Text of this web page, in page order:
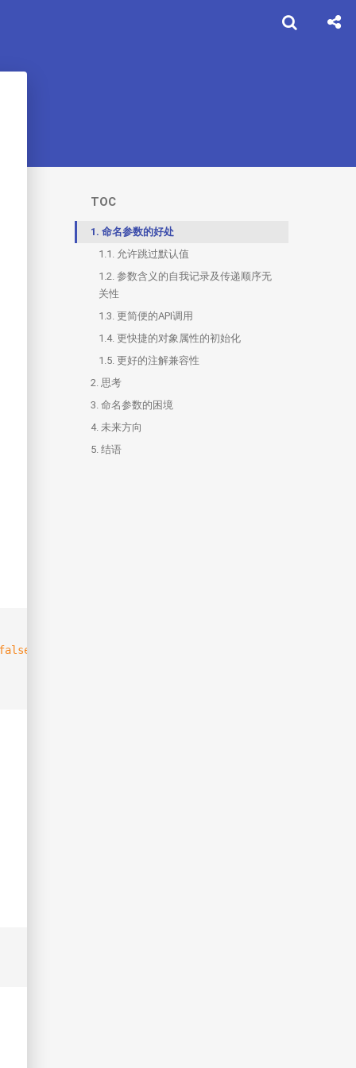
TOC
1. 命名参数的好处
1.1. 允许跳过默认值
1.2.参数含义的自我记录及传递顺序无
关性
1.3.更简便的API调用
1.4.更快捷的对象属性的初始化
1.5.更好的注解兼容性
2.思考
3.命名参数的困境
3.1.修改参数名即是破坏向后兼容性
3.2.文档和实现中的参数名称不匹配
4.未来方向
4.1.简写语法
5.结语
false